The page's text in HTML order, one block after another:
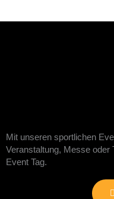
Mit unseren sportlichen
Veranstaltung, Messe oder
Event Tag.